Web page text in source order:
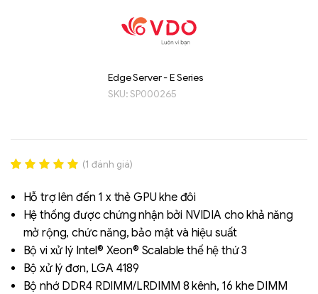
Edge Server - E Series
SKU:SP000265
out of 5
based on
đánh giá
(1 đánh giá)
Hỗ trợ lên đến 1 x thẻ GPU khe đôi
Hệ thống được chứng nhận bởi NVIDIA cho khả năng
mở rộng, chức năng, bảo mật và hiệu suất
Bộ vi xử lý Intel® Xeon® Scalable thế hệ thứ 3
Bộ xử lý đơn, LGA 4189
Bộ nhớ DDR4 RDIMM/LRDIMM 8 kênh, 16 khe DIMM
Liên hệ
SK hynix - DRAM
- GDDR - GDDR6
AAP1)